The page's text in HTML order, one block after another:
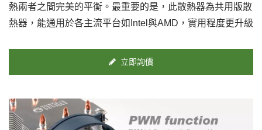
熱兩者之間完美的平衡。最重要的是，此散熱器為共用版散
熱器，能通用於各主流平台如Intel與AMD，實用程度更升級
立即詢價